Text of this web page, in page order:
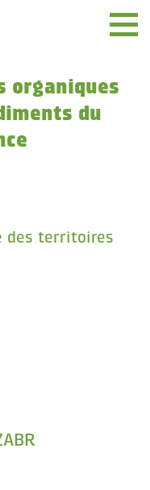
Menu
organiques
du
des territoires